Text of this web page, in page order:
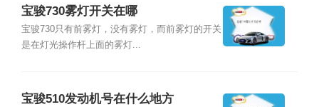
宝骏730雾灯开关在哪
宝骏730只有前雾灯，没有雾灯，而前雾灯的开关
是在灯光操作杆上面的雾灯...
宝骏510发动机号在什么地方